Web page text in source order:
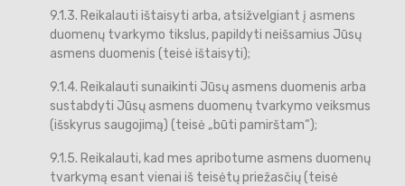
9.1.3. Reikalauti ištaisyti arba, atsižvelgiant į asmens
duomenų tvarkymo tikslus, papildyti neišsamius Jūsų
asmens duomenis (teisė ištaisyti);
9.1.4. Reikalauti sunaikinti Jūsų asmens duomenis arba
sustabdyti Jūsų asmens duomenų tvarkymo veiksmus
(išskyrus saugojimą) (teisė „būti pamirštam“);
9.1.5. Reikalauti, kad mes apribotume asmens duomenų
tvarkymą esant vienai iš teisėtų priežasčių (teisė